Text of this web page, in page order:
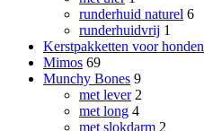
runderhuid naturel 6
runderhuidvrij 1
Kerstpakketten voor honden
Mimos 69
Munchy Bones 9
met lever 2
met long 4
met slokdarm 2